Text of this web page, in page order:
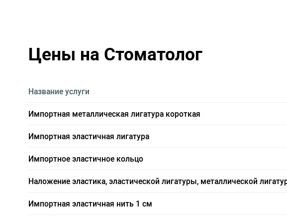
Цены на Стоматолог
Название услуги
Импортная металлическая лигатура короткая
Импортная эластичная лигатура
Импортное эластичное кольцо
Наложение эластика, эластической лигатуры, металлической
Импортная эластичная нить 1 см